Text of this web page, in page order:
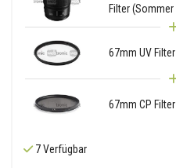
Filter
67mm UV Filter
67mm CP Filter
7 Verfügbar